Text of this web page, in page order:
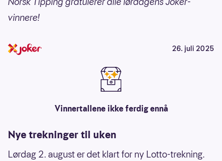
vinnere!
26. juli 2025
Vinnertallene ikke ferdig ennå
Nye trekninger til uken
Lørdag 2. august er det klart for ny Lotto-trekning.